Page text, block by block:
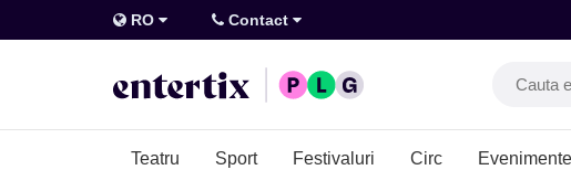
RO Contact
Teatru Sport Festivaluri Circ